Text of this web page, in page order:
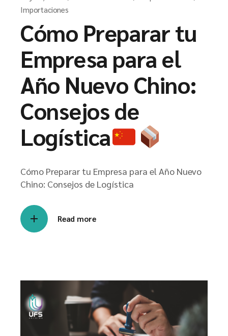
Importaciones
Cómo Preparar tu
Empresa para el
Año Nuevo Chino:
Consejos de
Logística
Cómo Preparar tu Empresa para el Año Nuevo
Chino: Consejos de Logística
Read more